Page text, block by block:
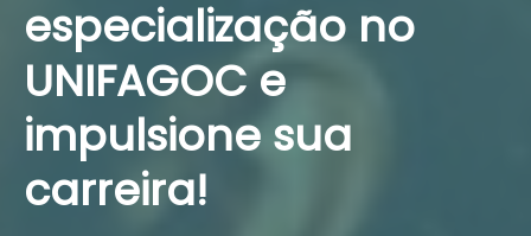
especialização no
UNIFAGOC e
impulsione sua
carreira!